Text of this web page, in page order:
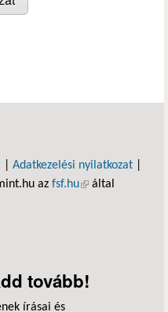
Adatkezelési nyilatkozat
az fsf.hu(külső hivatkozás)
által
tovább!
írásai és